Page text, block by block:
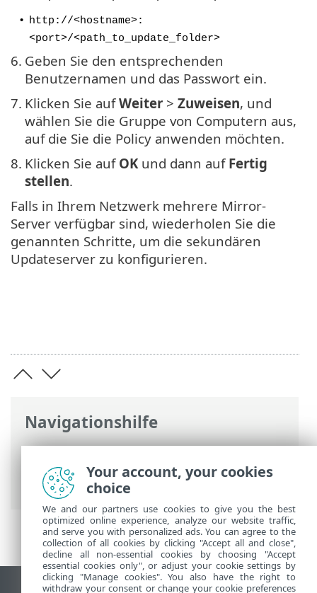
Navigationshilfe
ESET Online-Hilfe>ESET Endpoint
Antivirus for Linux>Update, Upgrade>
Update-Mirror
•
http://<hostname>:
<port>/<path_to_update_folder>
6. Geben Sie den entsprechenden
Benutzernamen und das Passwort ein.
7. Klicken Sie aufWeiter > Zuweisen, und
wählen Sie die Gruppe von Computern aus,
auf die Sie die Policy anwenden möchten.
8. Klicken Sie auf OK und dann auf Fertig
stellen.
Falls in Ihrem Netzwerk mehrere Mirror-
Server verfügbar sind, wiederholen Sie die
genannten Schritte, um die sekundären
Updateserver zu konfigurieren.
Your account, your cookies
choice
We and our partners use cookies to give you the best
optimized online experience, analyze our website traffic,
and serve you with personalized ads. You can agree to the
collection of all cookies by clicking "Accept all and close",
decline all non-essential cookies by choosing "Accept
essential cookies only", or adjust your cookie settings by
clicking "Manage cookies". You also have the right to
withdraw your consent or change your cookie preferences